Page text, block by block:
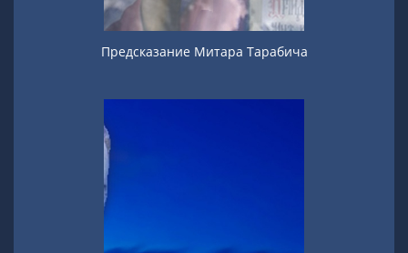
Предсказание Митара Тарабича